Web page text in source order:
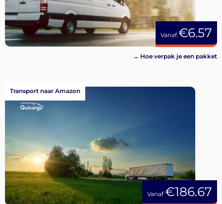
Vanaf€6.57
→ Hoe verpak je een pakket
Vanaf€186.67
Transport naar Amazon